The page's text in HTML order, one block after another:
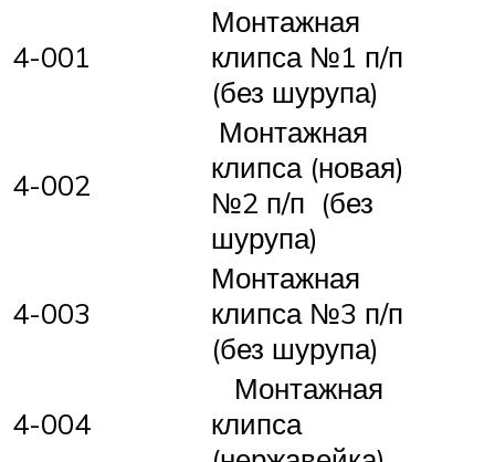
4-001
Монтажная
клипса №1 п/п
(без шурупа)
4-002
Монтажная
клипса (новая)
№2 п/п (без
шурупа)
4-003
Монтажная
клипса №3 п/п
(без шурупа)
4-004
Монтажная
клипса